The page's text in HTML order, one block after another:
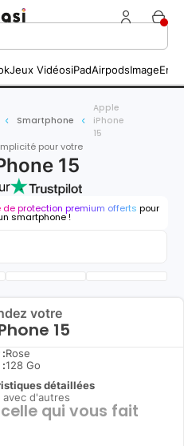
Jeux VidéosiPadAirpodsImage
Smartphone
Apple
iPhone
15
pour votre
15
de protection premium offerts pour
smartphone !
votre
15
Rose
128 Go
détaillées
d'autres
qui vous fait